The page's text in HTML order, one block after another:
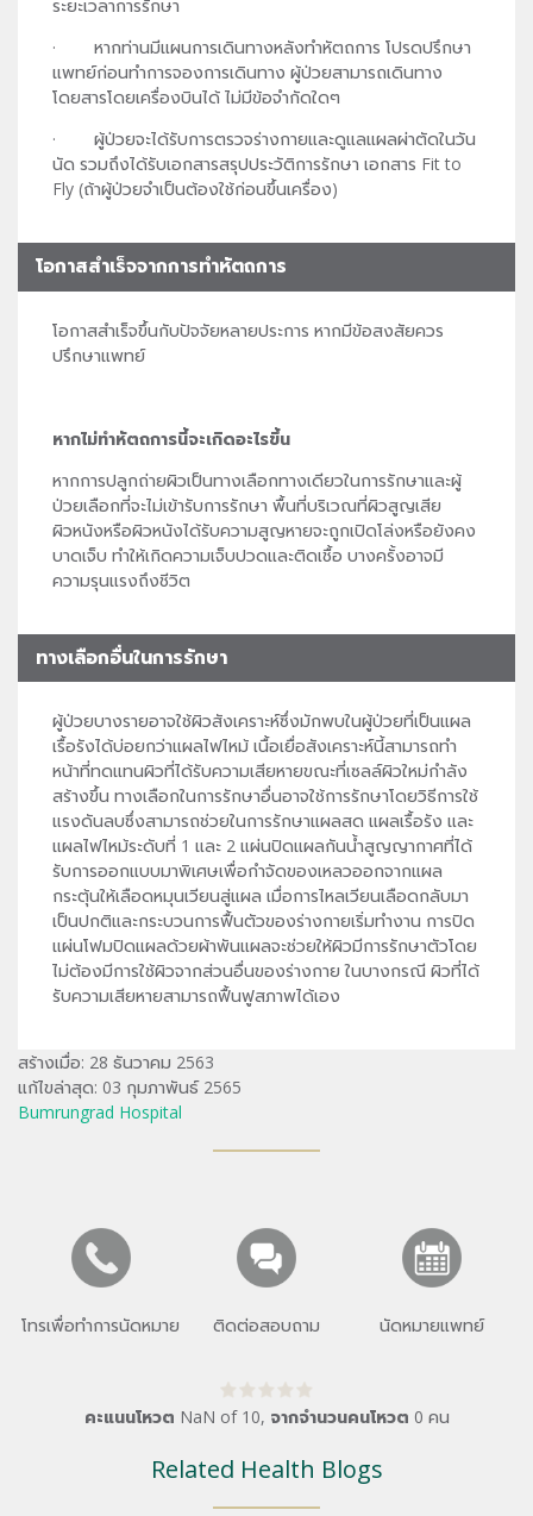
ระยะเวลาการรักษา
· หากท่านมีแผนการเดินทางหลังทำหัตถการ โปรดปรึกษา
แพทย์ก่อนทำการจองการเดินทาง ผู้ป่วยสามารถเดินทาง
โดยสารโดยเครื่องบินได้ ไม่มีข้อจำกัดใดๆ
· ผู้ป่วยจะได้รับการตรวจร่างกายและดูแลแผลผ่าตัดในวัน
นัด รวมถึงได้รับเอกสารสรุปประวัติการรักษา เอกสาร Fit to
Fly (ถ้าผู้ป่วยจำเป็นต้องใช้ก่อนขึ้นเครื่อง)
โอกาสสำเร็จจากการทำหัตถการ
โอกาสสำเร็จขึ้นกับปัจจัยหลายประการ หากมีข้อสงสัยควร
ปรึกษาแพทย์
หากไม่ทำหัตถการนี้จะเกิดอะไรขึ้น
หากการปลูกถ่ายผิวเป็นทางเลือกทางเดียวในการรักษาและผู้
ป่วยเลือกที่จะไม่เข้ารับการรักษา พื้นที่บริเวณที่ผิวสูญเสีย
ผิวหนังหรือผิวหนังได้รับความสูญหายจะถูกเปิดโล่งหรือยังคง
บาดเจ็บ ทำให้เกิดความเจ็บปวดและติดเชื้อ บางครั้งอาจมี
ความรุนแรงถึงชีวิต
ทางเลือกอื่นในการรักษา
ผู้ป่วยบางรายอาจใช้ผิวสังเคราะห์ซึ่งมักพบในผู้ป่วยที่เป็นแผล
เรื้อรังได้บ่อยกว่าแผลไฟไหม้ เนื้อเยื่อสังเคราะห์นี้สามารถทำ
หน้าที่ทดแทนผิวที่ได้รับความเสียหายขณะที่เซลล์ผิวใหม่กำลัง
สร้างขึ้น ทางเลือกในการรักษาอื่นอาจใช้การรักษาโดยวิธีการใช้
แรงดันลบซึ่งสามารถช่วยในการรักษาแผลสด แผลเรื้อรัง และ
แผลไฟไหม้ระดับที่ 1 และ 2 แผ่นปิดแผลกันน้ำสูญญากาศที่ได้
รับการออกแบบมาพิเศษเพื่อกำจัดของเหลวออกจากแผล
กระตุ้นให้เลือดหมุนเวียนสู่แผล เมื่อการไหลเวียนเลือดกลับมา
เป็นปกติและกระบวนการฟื้นตัวของร่างกายเริ่มทำงาน การปิด
แผ่นโฟมปิดแผลด้วยผ้าพันแผลจะช่วยให้ผิวมีการรักษาตัวโดย
ไม่ต้องมีการใช้ผิวจากส่วนอื่นของร่างกาย ในบางกรณี ผิวที่ได้
รับความเสียหายสามารถฟื้นฟูสภาพได้เอง
สร้างเมื่อ: 28 ธันวาคม 2563
แก้ไขล่าสุด: 03 กุมภาพันธ์ 2565
Bumrungrad Hospital
โทรเพื่อทำการนัดหมาย ติดต่อสอบถาม นัดหมายแพทย์
คะแนนโหวต NaN of 10, จากจำนวนคนโหวต 0 คน
Related Health Blogs